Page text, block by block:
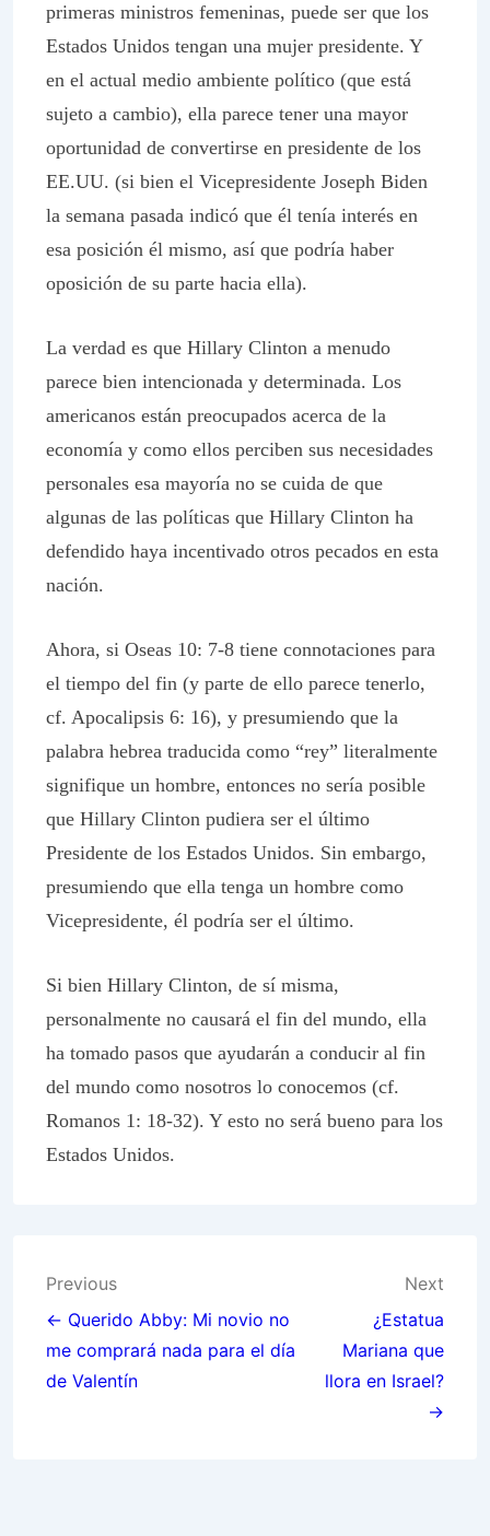
primeras ministros femeninas, puede ser que los
Estados Unidos tengan una mujer presidente. Y
en el actual medio ambiente político (que está
sujeto a cambio), ella parece tener una mayor
oportunidad de convertirse en presidente de los
EE.UU. (si bien el Vicepresidente Joseph Biden
la semana pasada indicó que él tenía interés en
esa posición él mismo, así que podría haber
oposición de su parte hacia ella).
La verdad es que Hillary Clinton a menudo
parece bien intencionada y determinada. Los
americanos están preocupados acerca de la
economía y como ellos perciben sus necesidades
personales esa mayoría no se cuida de que
algunas de las políticas que Hillary Clinton ha
defendido haya incentivado otros pecados en esta
nación.
Ahora, si Oseas 10: 7-8 tiene connotaciones para
el tiempo del fin (y parte de ello parece tenerlo,
cf. Apocalipsis 6: 16), y presumiendo que la
palabra hebrea traducida como “rey” literalmente
signifique un hombre, entonces no sería posible
que Hillary Clinton pudiera ser el último
Presidente de los Estados Unidos. Sin embargo,
presumiendo que ella tenga un hombre como
Vicepresidente, él podría ser el último.
Si bien Hillary Clinton, de sí misma,
personalmente no causará el fin del mundo, ella
ha tomado pasos que ayudarán a conducir al fin
del mundo como nosotros lo conocemos (cf.
Romanos 1: 18-32). Y esto no será bueno para los
Estados Unidos.
Post
navigation
Previous
← Querido Abby: Mi novio no
me comprará nada para el día
de Valentín
Next
¿Estatua
Mariana que
llora en Israel?
→